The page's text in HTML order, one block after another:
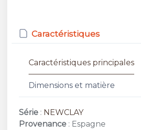
Caractéristiques
Caractéristiques principales
Dimensions et matière
Série : NEWCLAY
Provenance : Espagne